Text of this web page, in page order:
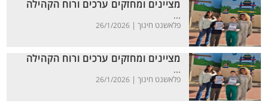
מציינים ומחזקים ערכים ורוח הקהילה
...
פלאשנט חינוך | 26/1/2026
מציינים ומחזקים ערכים ורוח הקהילה
...
פלאשנט חינוך | 26/1/2026